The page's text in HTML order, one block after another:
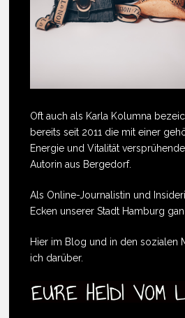
Oft auch als Karla Kolumna
bereits seit 2011 die mit einer
Energie und Vitalität
Autorin aus Bergedorf.
Als Online-Journalistin und
Ecken unserer Stadt Hamburg
Hier im Blog und in den sozialen
ich darüber.